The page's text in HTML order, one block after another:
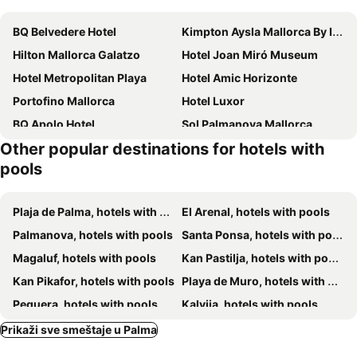
BQ Belvedere Hotel
Kimpton Aysla Mallorca By Ihg
Hilton Mallorca Galatzo
Hotel Joan Miró Museum
Hotel Metropolitan Playa
Hotel Amic Horizonte
Portofino Mallorca
Hotel Luxor
BQ Apolo Hotel
Sol Palmanova Mallorca
Valentin Grand Park Suite Hotel
Alua Leo
BQ Amfora Beach
Seramar Luna Park Adults Only
whala!beach
Alua Calvia Mallorca
ILUNION Palmanova Mallorca
Alua Gran Camp de Mar
BQ Augusta Hotel
Hotel Amic Gala
Hotel Palma Bellver Affiliated by Meliá
AluaSoul Palma
Valentin Reina Paguera
Eurostars Marivent
Other popular destinations for hotels with
pools
Plaja de Palma, hotels with pools
El Arenal, hotels with pools
Palmanova, hotels with pools
Santa Ponsa, hotels with pools
Magaluf, hotels with pools
Kan Pastilja, hotels with pools
Kan Pikafor, hotels with pools Playa de Muro, hotels with pools
Peguera, hotels with pools
Kalvija, hotels with pools
Iljetas, hotels with pools
Prikaži sve smeštaje u Palma